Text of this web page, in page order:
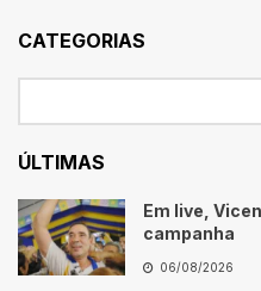
CATEGORIAS
ÚLTIMAS
Em live,
campanha
06/08/2026